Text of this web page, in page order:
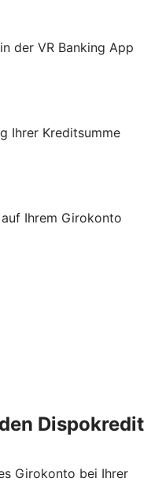
der VR Banking App
Ihrer Kreditsumme
Ihrem Girokonto
Dispokredit
Girokonto bei Ihrer